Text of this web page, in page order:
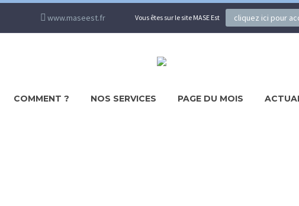
www.maseest.fr Vous êtes sur le site MASE Est cliquez ici pour
COMMENT ? NOS SERVICES PAGE DU MOIS